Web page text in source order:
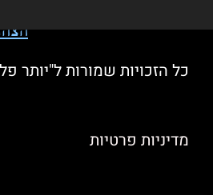
כל הזכויות שמורות ל"יותר
מדיניות פרטיות